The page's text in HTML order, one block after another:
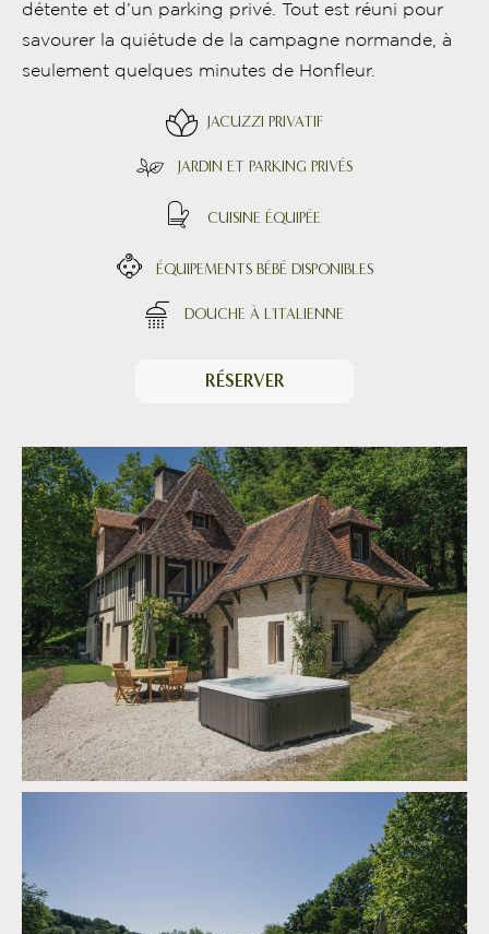
détente et d’un parking privé. Tout est réuni pour
savourer la quiétude de la campagne normande, à
seulement quelques minutes de Honfleur.
JACUZZI PRIVATIF
JARDIN ET PARKING PRIVÉS
CUISINE ÉQUIPÉE
ÉQUIPEMENTS BÉBÉ DISPONIBLES
DOUCHE À L'ITALIENNE
RÉSERVER